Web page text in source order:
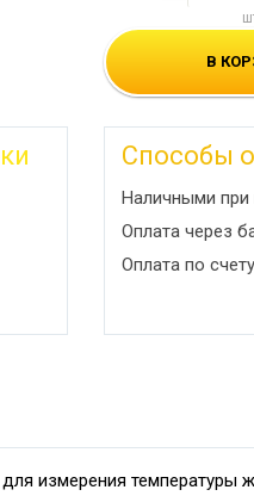
В
Способы
Наличными при
Оплата через
Оплата по счету
измерения температуры